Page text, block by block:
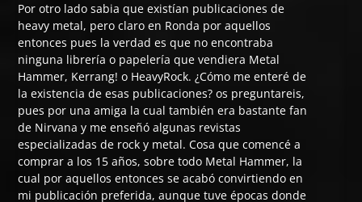
Por otro lado sabia que existían publicaciones de
heavy metal, pero claro en Ronda por aquellos
entonces pues la verdad es que no encontraba
ninguna librería o papelería que vendiera Metal
Hammer, Kerrang! o HeavyRock. ¿Cómo me enteré de
la existencia de esas publicaciones? os preguntareis,
pues por una amiga la cual también era bastante fan
de Nirvana y me enseñó algunas revistas
especializadas de rock y metal. Cosa que comencé a
comprar a los 15 años, sobre todo Metal Hammer, la
cual por aquellos entonces se acabó convirtiendo en
mi publicación preferida, aunque tuve épocas donde